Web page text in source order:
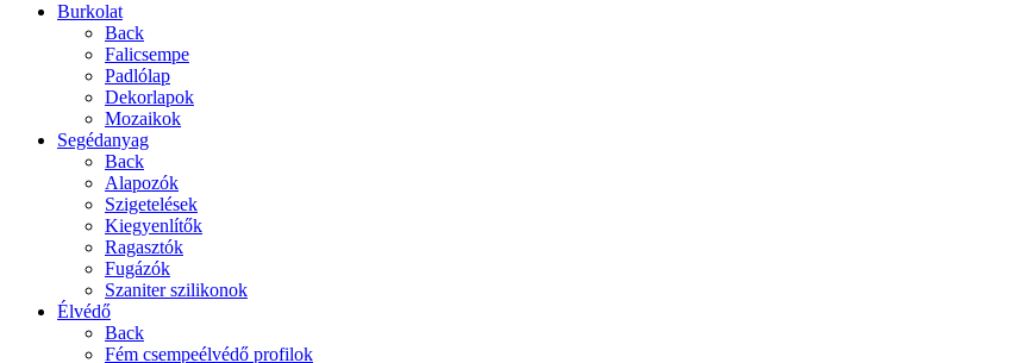
Burkolat
Back
Falicsempe
Padlólap
Dekorlapok
Mozaikok
Segédanyag
Back
Alapozók
Szigetelések
Kiegyenlítők
Ragasztók
Fugázók
Szaniter szilikonok
Élvédő
Back
Fém csempeélvédő profilok